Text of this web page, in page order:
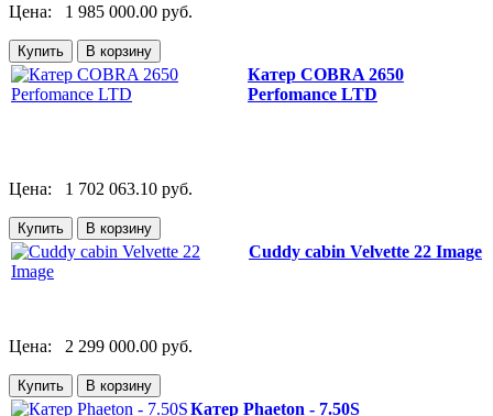
Цена: 1 985 000.00 руб.
Катер COBRA 2650
Perfomance LTD
Цена: 1 702 063.10 руб.
Cuddy cabin Velvette 22 Image
Цена: 2 299 000.00 руб.
Катер Phaeton - 7.50S